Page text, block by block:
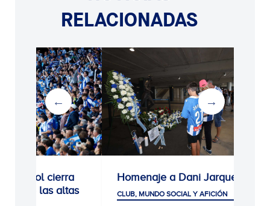
RELACIONADAS
cierra
las altas
Homenaje a Dani Jarque
CLUB, MUNDO SOCIAL Y AFICIÓN